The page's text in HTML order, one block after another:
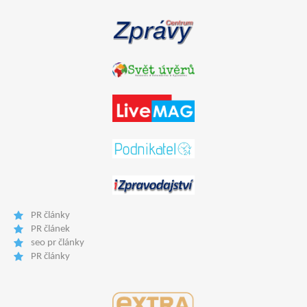
PR články
PR článek
seo pr články
PR články